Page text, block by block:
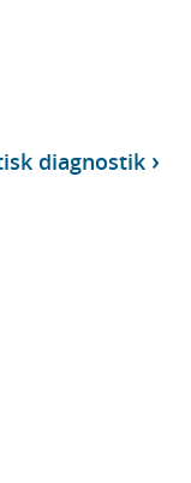
diagnostik